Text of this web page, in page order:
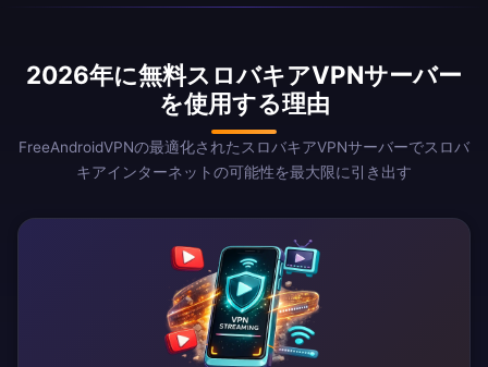
2026年に無料スロバキアVPNサーバー
を使用する理由
FreeAndroidVPNの最適化されたスロバキアVPNサーバーでスロバ
キアインターネットの可能性を最大限に引き出す